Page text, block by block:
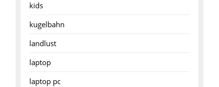
kids
kugelbahn
landlust
laptop
laptop pc